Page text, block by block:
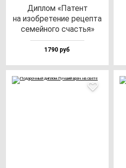
Дип­лом «Патент
на изоб­ре­те­ние ре­цеп­та
се­мей­но­го счастья»
1790 руб